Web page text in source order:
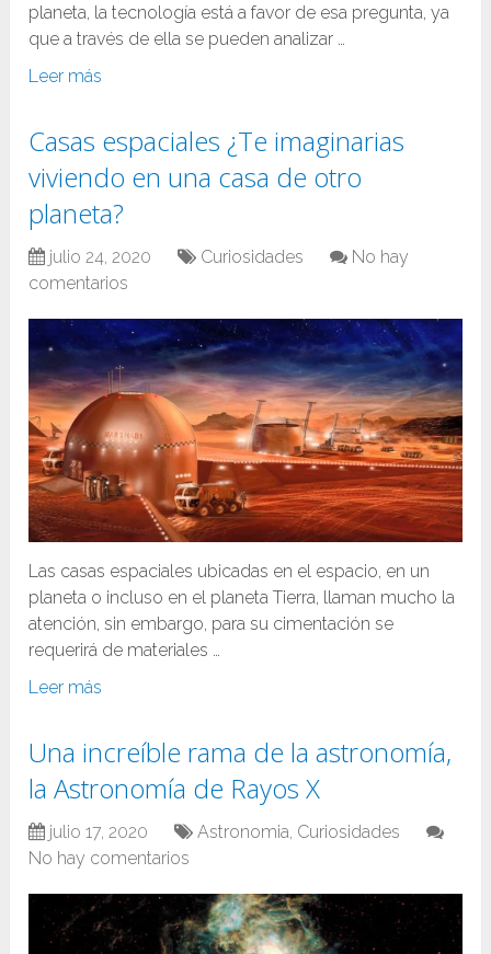
planeta, la tecnología está a favor de esa pregunta, ya
que a través de ella se pueden analizar …
Leer más
Casas espaciales ¿Te imaginarias
viviendo en una casa de otro
planeta?
julio 24, 2020 Curiosidades
No hay
comentarios
Las casas espaciales ubicadas en el espacio, en un
planeta o incluso en el planeta Tierra, llaman mucho la
atención, sin embargo, para su cimentación se
requerirá de materiales …
Leer más
Una increíble rama de la astronomía,
la Astronomía de Rayos X
julio 17, 2020 Astronomia Curiosidades
No hay comentarios